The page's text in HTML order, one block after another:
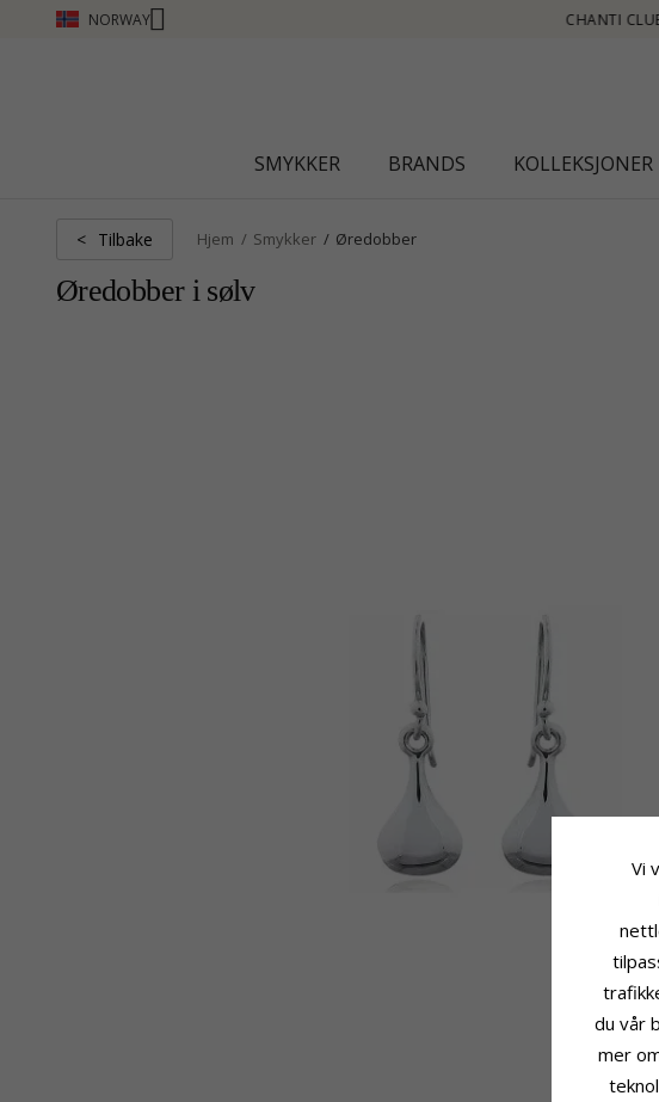
NORWAY
SMYKKER BRANDS KOLLEKSJONER
< Tilbake Hjem Smykker Øredobber
Øredobber i sølv
Vi
du vår
mer